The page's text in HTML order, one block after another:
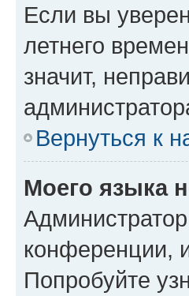
Если вы
летнего
значит,
Вернуться к
Моего языка
конференции,
Попробуйте